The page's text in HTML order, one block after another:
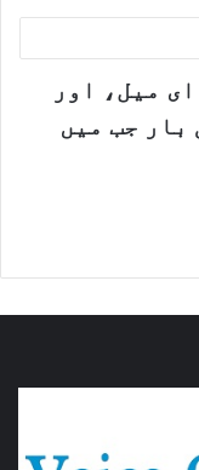
میل، اور
بار جب میں